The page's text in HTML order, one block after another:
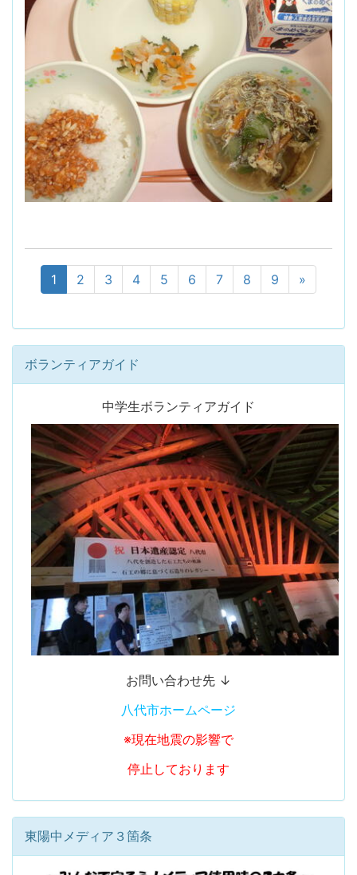
1 2 3 4 5 6 7 8 9 »
ボランティアガイド
中学生ボランティアガイド
お問い合わせ先 ↓
八代市ホームページ
※現在地震の影響で
停止しております
東陽中メディア３箇条